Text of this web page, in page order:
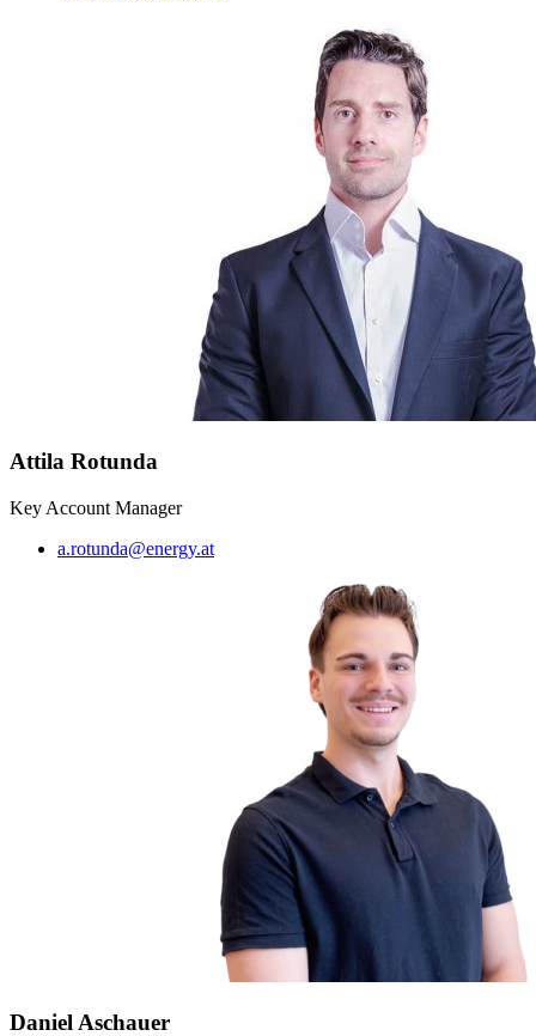
Attila Rotunda
Key Account Manager
a.rotunda@energy.at
Daniel Aschauer